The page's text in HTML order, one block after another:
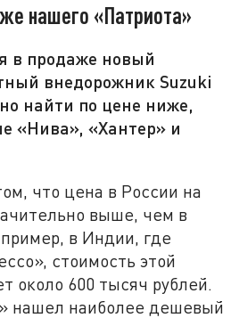
нашего «Патриота»
в продаже новый
внедорожник Suzuki
найти по цене ниже,
«Нива», «Хантер» и
что цена в России на
выше, чем в
в Индии, где
стоимость этой
около 600 тысяч рублей.
» нашел наиболее дешевый